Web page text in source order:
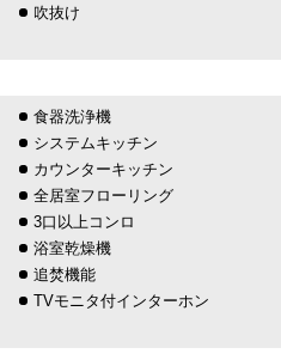
吹抜け
食器洗浄機
システムキッチン
カウンターキッチン
全居室フローリング
3口以上コンロ
浴室乾燥機
追焚機能
TVモニタ付インターホン